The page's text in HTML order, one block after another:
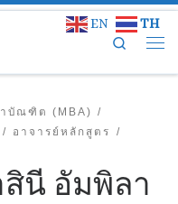
Search
บัณฑิต (MBA)
อาจารย์หลักสูตร
สินี อัมพิลา
EN TH